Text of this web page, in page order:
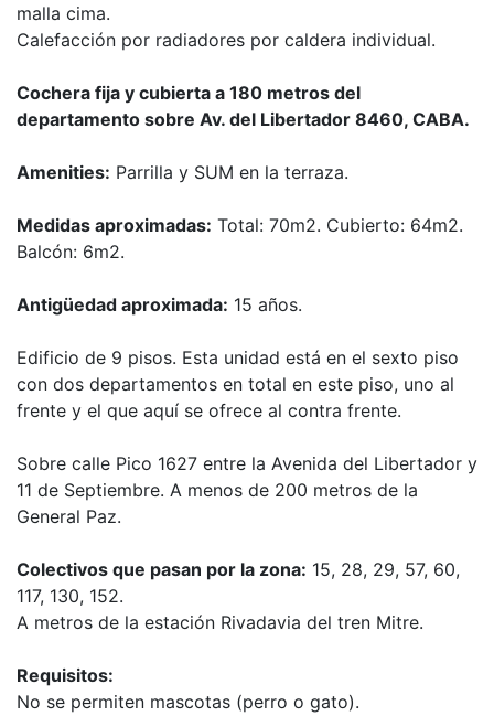
malla cima.
Calefacción por radiadores por caldera individual.
Cochera fija y cubierta a 180 metros del
departamento sobre Av. del Libertador 8460, CABA.
Amenities: Parrilla y SUM en la terraza.
Medidas aproximadas: Total: 70m2. Cubierto: 64m2.
Balcón: 6m2.
Antigüedad aproximada: 15 años.
Edificio de 9 pisos. Esta unidad está en el sexto piso
con dos departamentos en total en este piso, uno al
frente y el que aquí se ofrece al contra frente.
Sobre calle Pico 1627 entre la Avenida del Libertador y
11 de Septiembre. A menos de 200 metros de la
General Paz.
Colectivos que pasan por la zona: 15, 28, 29, 57, 60,
117, 130, 152.
A metros de la estación Rivadavia del tren Mitre.
Requisitos:
No se permiten mascotas (perro o gato).